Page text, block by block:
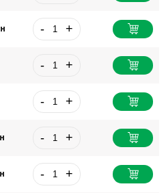
- +
- +
- +
- +
- +